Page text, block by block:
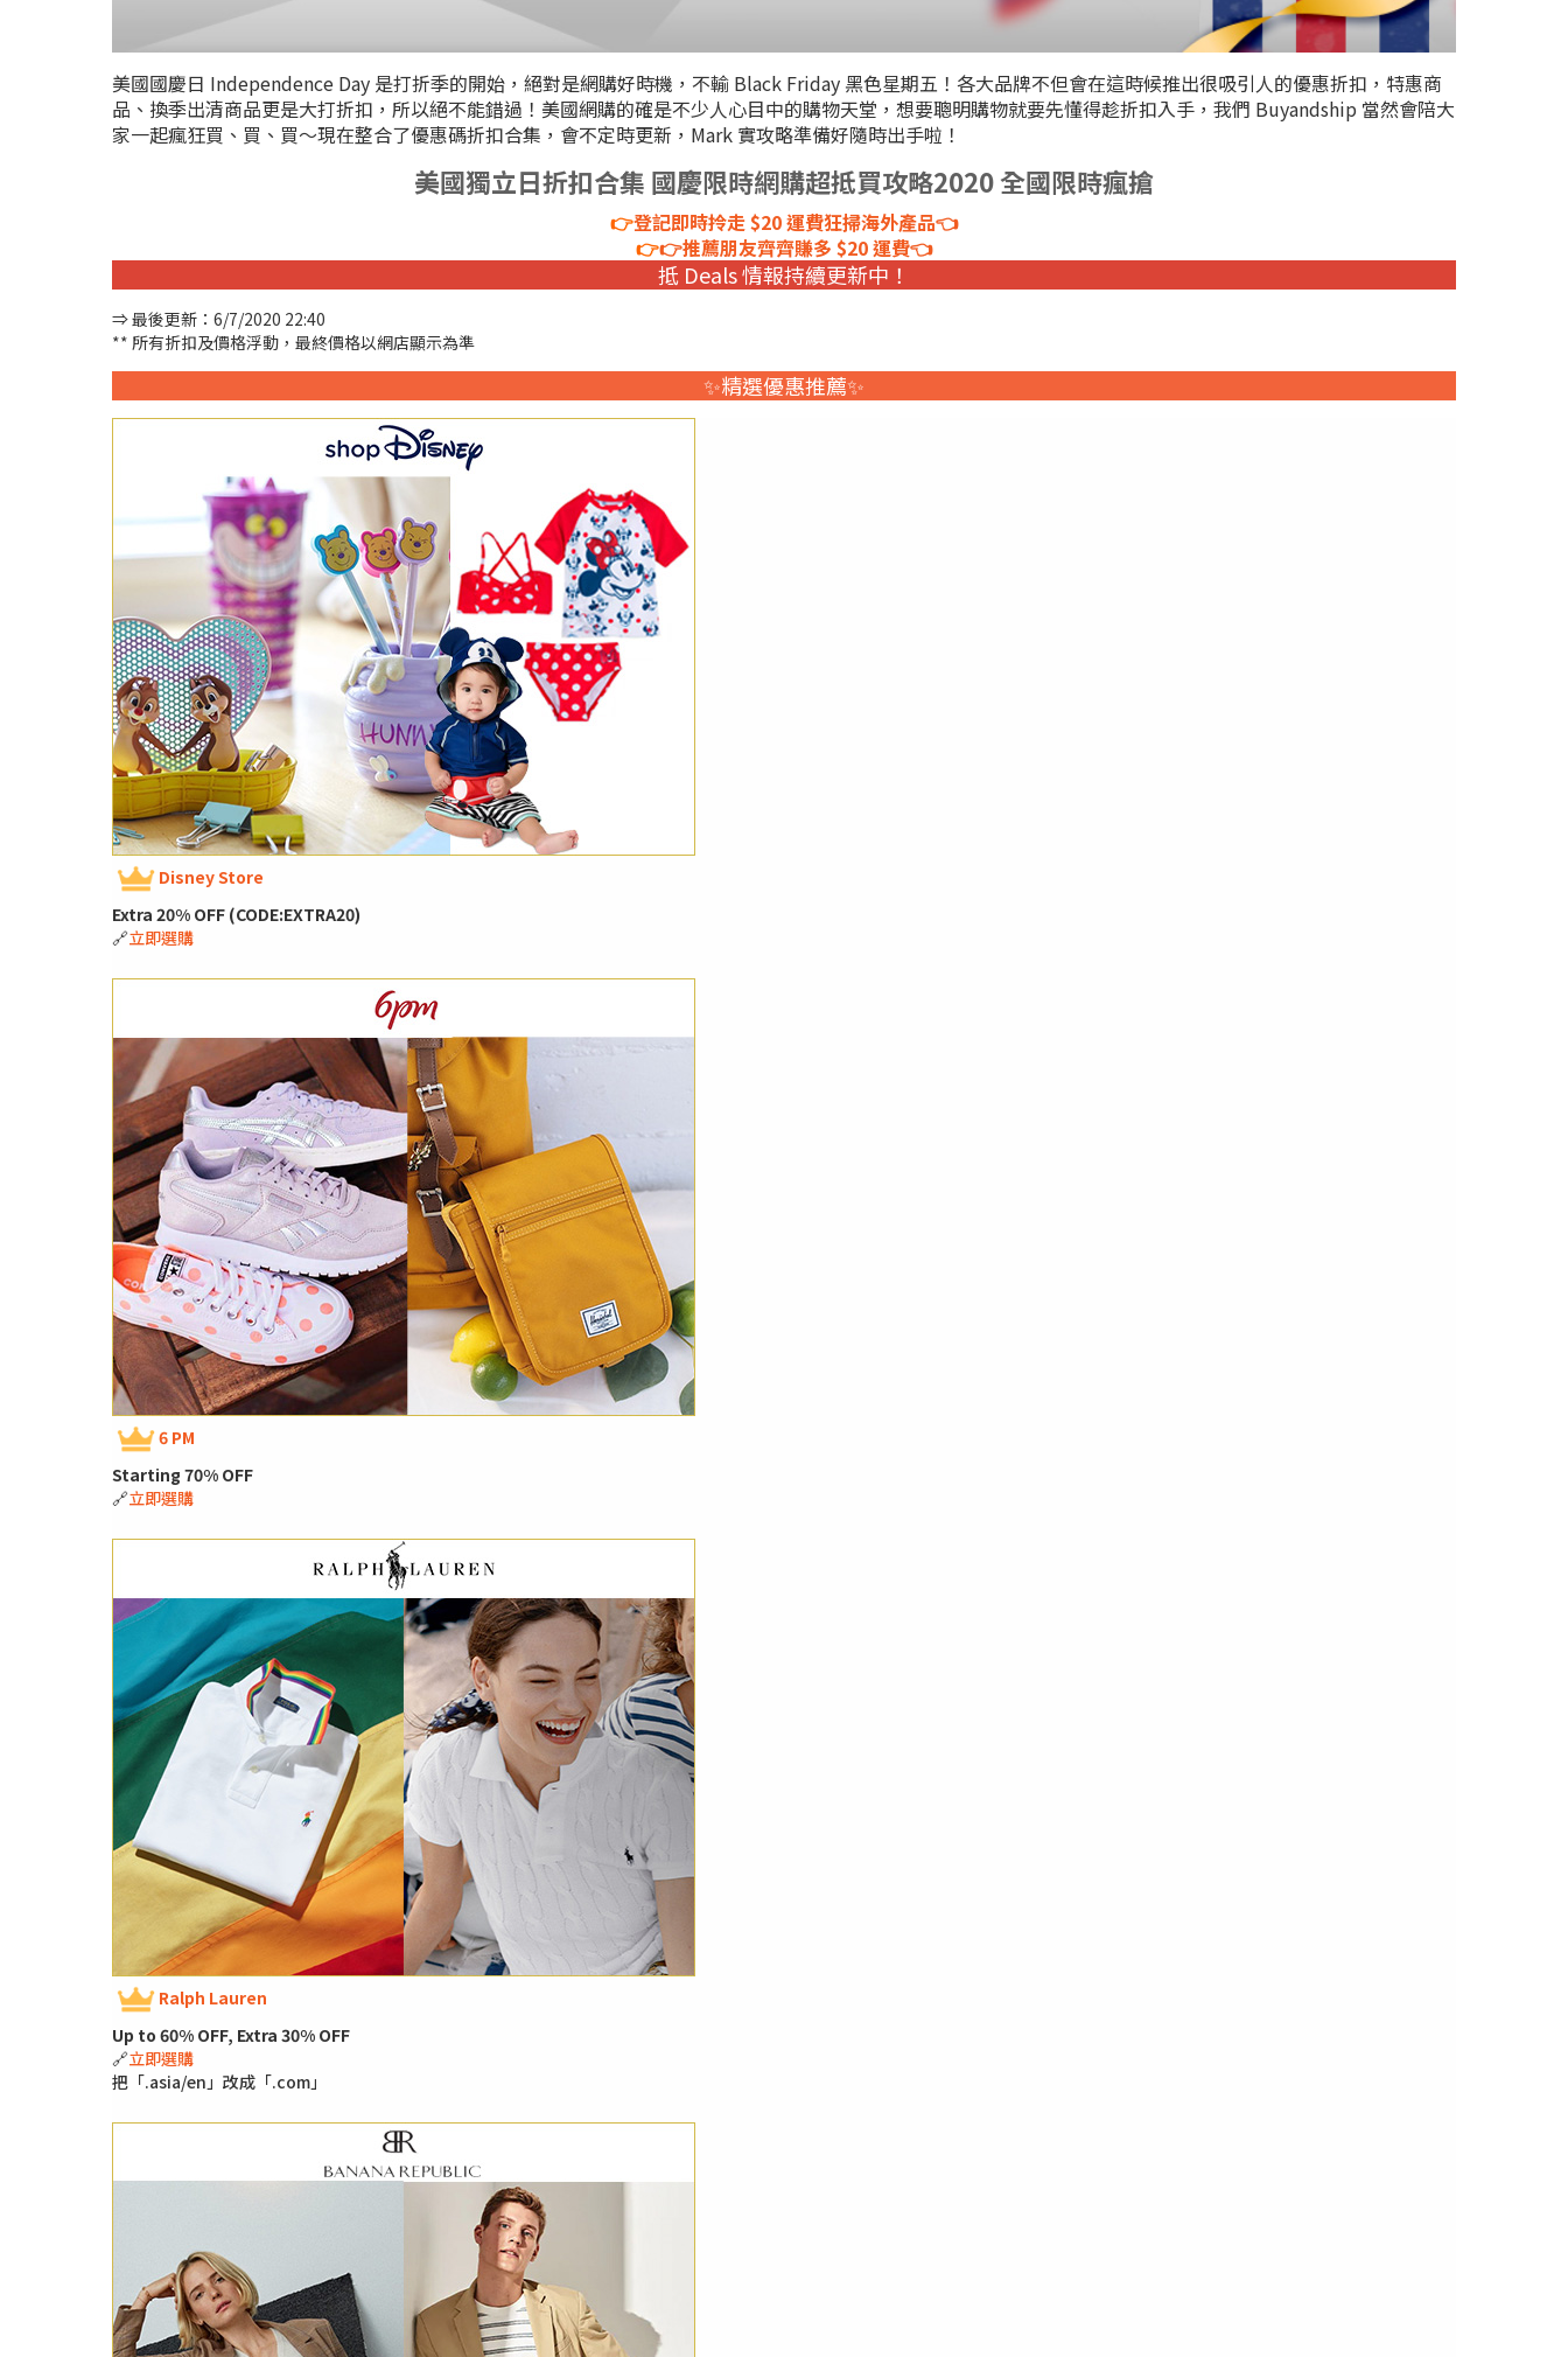
美國國慶日 Independence Day 是打折季的開始，絕對是網購好時機，不輸 Black Friday 黑色星期五！各大品牌不但會在這時候推出很吸引人的優惠折扣，特惠商
品、換季出清商品更是大打折扣，所以絕不能錯過！美國網購的確是不少人心目中的購物天堂，想要聰明購物就要先懂得趁折扣入手，我們 Buyandship 當然會陪大
家一起瘋狂買、買、買～現在整合了優惠碼折扣合集，會不定時更新，Mark 實攻略準備好隨時出手啦！
美國獨立日折扣合集 國慶限時網購超抵買攻略2020 全國限時瘋搶
👉登記即時拎走 $20 運費狂掃海外產品👈
👉👉推薦朋友齊齊賺多 $20 運費👈
抵 Deals 情報持續更新中！
⇒ 最後更新：6/7/2020 22:40
** 所有折扣及價格浮動，最終價格以網店顯示為準
✨精選優惠推薦✨
Disney Store
Extra 20% OFF (CODE:EXTRA20)
🔗立即選購
6 PM
Starting 70% OFF
🔗立即選購
Ralph Lauren
Up to 60% OFF, Extra 30% OFF
🔗立即選購
把「.asia/en」改成「.com」